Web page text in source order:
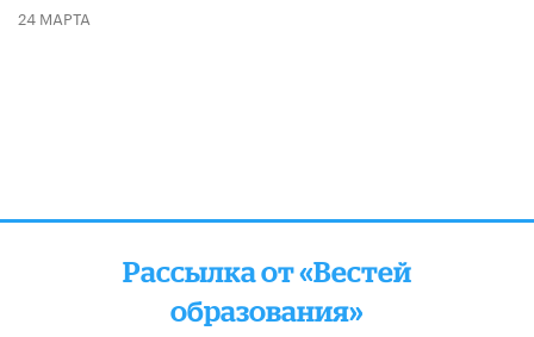
24 МАРТА
Рассылка от «Вестей
образования»